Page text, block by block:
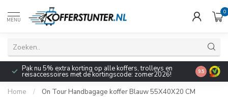
MENU
0
Pak nu 5% extra korting op alle koffers, trolleys en
reisaccessoires met de kortingscode: zomer2026! 9.5
Home / On Tour Handbagage koffer Blauw 55X40X20 CM